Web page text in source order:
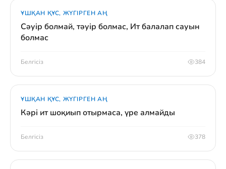
ҰШҚАН ҚҰС, ЖҮГІРГЕН АҢ
Сәуір болмай, тәуір болмас, Ит балалап сауын
болмас
Белгісіз 384
ҰШҚАН ҚҰС, ЖҮГІРГЕН АҢ
Кәрі ит шоқиып отырмаса, үре алмайды
Белгісіз 378